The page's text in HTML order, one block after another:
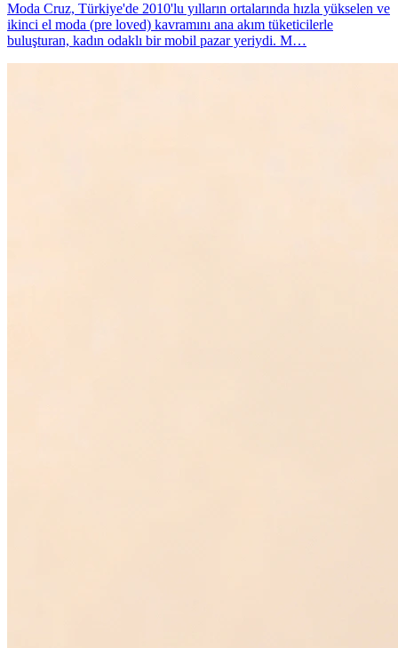
Moda Cruz, Türkiye'de 2010'lu yılların ortalarında hızla yükselen ve
ikinci el moda (pre loved) kavramını ana akım tüketicilerle
buluşturan, kadın odaklı bir mobil pazar yeriydi. M…